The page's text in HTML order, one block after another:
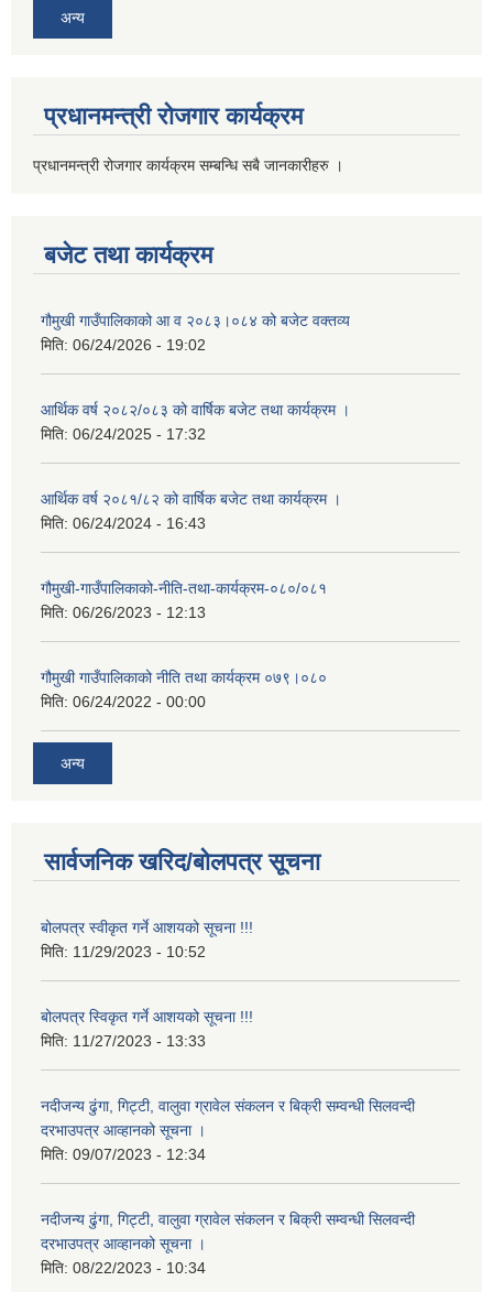
अन्य
प्रधानमन्त्री रोजगार कार्यक्रम
प्रधानमन्त्री रोजगार कार्यक्रम सम्बन्धि सबै जानकारीहरु ।
बजेट तथा कार्यक्रम
गौमुखी गाउँपालिकाको आ व २०८३।०८४ को बजेट वक्तव्य
मिति: 06/24/2026 - 19:02
आर्थिक वर्ष २०८२/०८३ को वार्षिक बजेट तथा कार्यक्रम ।
मिति: 06/24/2025 - 17:32
आर्थिक वर्ष २०८१/८२ को वार्षिक बजेट तथा कार्यक्रम ।
मिति: 06/24/2024 - 16:43
गौमुखी-गाउँपालिकाको-नीति-तथा-कार्यक्रम-०८०/०८१
मिति: 06/26/2023 - 12:13
गौमुखी गाउँपालिकाको नीति तथा कार्यक्रम ०७९।०८०
मिति: 06/24/2022 - 00:00
अन्य
सार्वजनिक खरिद/बोलपत्र सूचना
बोलपत्र स्वीकृत गर्ने आशयको सूचना !!!
मिति: 11/29/2023 - 10:52
बोलपत्र स्विकृत गर्ने आशयको सूचना !!!
मिति: 11/27/2023 - 13:33
नदीजन्य ढुंगा, गिट्टी, वालुवा ग्रावेल संकलन र बिक्री सम्वन्धी सिलवन्दी
दरभाउपत्र आव्हानको सूचना ।
मिति: 09/07/2023 - 12:34
नदीजन्य ढुंगा, गिट्टी, वालुवा ग्रावेल संकलन र बिक्री सम्वन्धी सिलवन्दी
दरभाउपत्र आव्हानको सूचना ।
मिति: 08/22/2023 - 10:34